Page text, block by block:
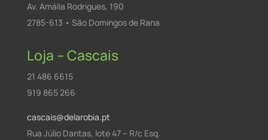
Av. Amália Rodrigues, 190
2785-613 • São Domingos de Rana
Loja – Cascais
21 486 6615
919 865 266
cascais@delarobia.pt
Rua Júlio Dantas, lote 47 – R/c Esq.